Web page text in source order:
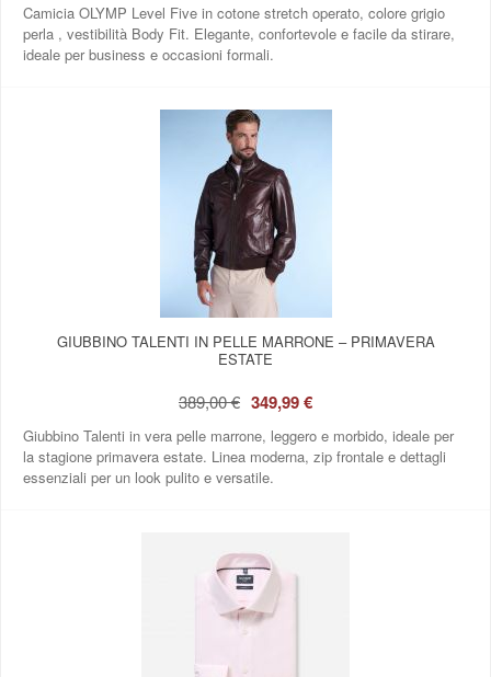
Camicia OLYMP Level Five in cotone stretch operato, colore grigio
perla , vestibilità Body Fit. Elegante, confortevole e facile da stirare,
ideale per business e occasioni formali.
GIUBBINO TALENTI IN PELLE MARRONE – PRIMAVERA
ESTATE
389,00 € 349,99 €
Giubbino Talenti in vera pelle marrone, leggero e morbido, ideale per
la stagione primavera estate. Linea moderna, zip frontale e dettagli
essenziali per un look pulito e versatile.